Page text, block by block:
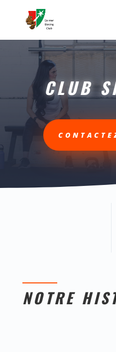
CLUB
NOTRE